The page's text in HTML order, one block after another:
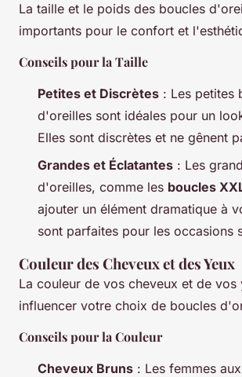
La taille et le poids des boucles
importants pour le confort et
Conseils pour la Taille
Petites et Discrètes : Les petites
d'oreilles sont idéales pour un
Elles sont discrètes et ne gênent
Grandes et Éclatantes : Les
d'oreilles, comme les boucles
ajouter un élément dramatique à
sont parfaites pour les occasions
Couleur des Cheveux et des Yeux
La couleur de vos cheveux et de vos
influencer votre choix de boucles
Conseils pour la Couleur
Cheveux Bruns : Les femmes